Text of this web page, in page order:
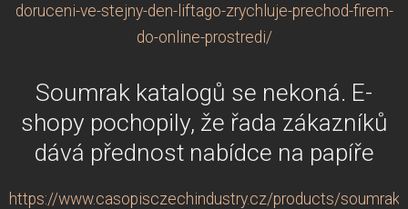
doruceni-ve-stejny-den-liftago-zrychluje-prechod-firem-
do-online-prostredi/
Soumrak katalogů se nekoná. E-
shopy pochopily, že řada zákazníků
dává přednost nabídce na papíře
https://www.casopisczechindustry.cz/products/soumrak-